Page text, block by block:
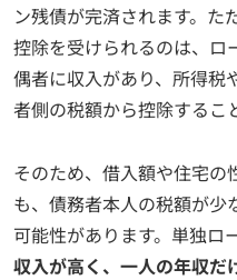
ン残債が完済されます。た
控除を受けられるのは、ロ
偶者に収入があり、所得税
者側の税額から控除するこ
そのため、借入額や住宅の
も、債務者本人の税額が少
可能性があります。単独ロ
収入が高く、一人の年収だ